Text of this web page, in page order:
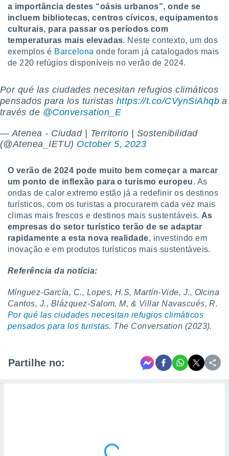
a importância destes “oásis urbanos”, onde se
incluem bibliotecas, centros cívicos, equipamentos
culturais, para passar os períodos com
temperaturas mais elevadas. Neste contexto, um dos
exemplos é Barcelona onde foram já catalogados mais
de 220 refúgios disponíveis no verão de 2024.
Por qué las ciudades necesitan refugios climáticos
pensados para los turistas https://t.co/CVynSiAhqb a
través de @Conversation_E
— Atenea - Ciudad | Territorio | Sostenibilidad
(@Atenea_IETU) October 5, 2023
O verão de 2024 pode muito bem começar a marcar
um ponto de inflexão para o turismo europeu. As
ondas de calor extremo estão já a redefinir os destinos
turísticos, com os turistas a procurarem cada vez mais
climas mais frescos e destinos mais sustentáveis. As
empresas do setor turístico terão de se adaptar
rapidamente a esta nova realidade, investindo em
inovação e em produtos turísticos mais sustentáveis.
Referência da notícia:
Mínguez-García, C., Lopes, H.S, Martín-Vide, J., Olcina
Cantos, J., Blázquez-Salom, M, & Villar Navascués, R.
Por qué las ciudades necesitan refugios climáticos
pensados para los turistas. The Conversation (2023).
Partilhe no: